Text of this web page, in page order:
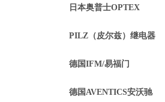
日本奥普士OPTEX
PILZ（皮尔兹）继电器
德国IFM/易福门
德国AVENTICS安沃驰